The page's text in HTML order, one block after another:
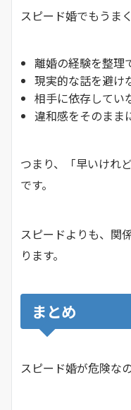
スピード婚でもうま
離婚の経験を整理
現実的な話を避け
相手に依存してい
違和感をそのまま
つまり、「早いけれ
です。
スピードよりも、関
ります。
まとめ
スピード婚が危険な